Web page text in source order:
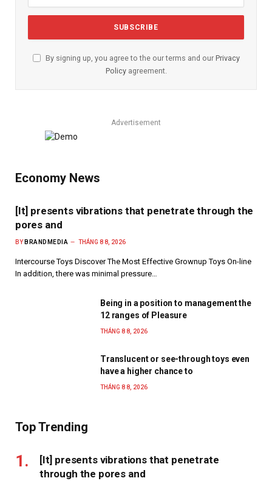
By signing up, you agree to the our terms and our Privacy
Policyagreement.
Advertisement
Economy News
[It] presents vibrations that penetrate through the
pores and
BY BRANDMEDIA THÁNG 8 8, 2026
Intercourse Toys Discover The Most Effective Grownup Toys On-line
In addition, there was minimal pressure…
Being in a position to management the
12 ranges of Pleasure
THÁNG 8 8, 2026
Translucent or see-through toys even
have a higher chance to
THÁNG 8 8, 2026
Top Trending
[It] presents vibrations that penetrate
through the pores and